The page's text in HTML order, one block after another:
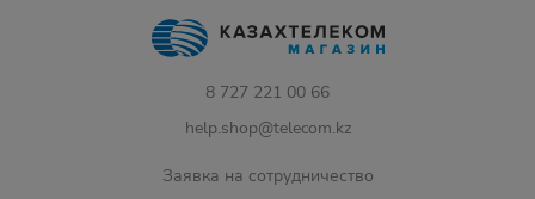
8 727 221 00 66
help.shop@telecom.kz
Заявка на сотрудничество